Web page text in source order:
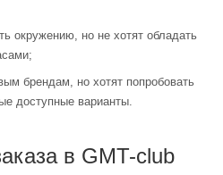
окружению, но не хотят обладать
брендам, но хотят попробовать
доступные варианты.
в GMT-club